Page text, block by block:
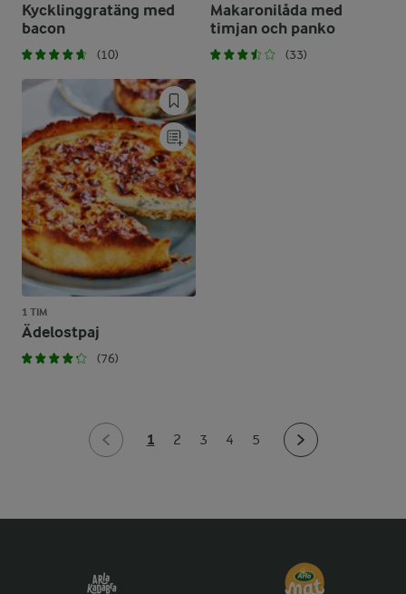
Kycklinggratäng med
bacon
(10)
Makaronilåda med
timjan och panko
(33)
1 TIM
Ädelostpaj
(76)
1 2 3 4 5